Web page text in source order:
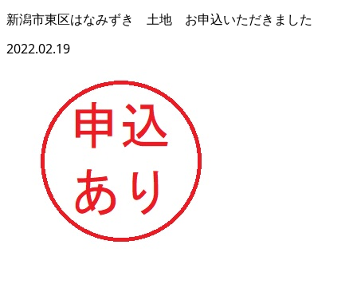
新潟市東区はなみずき 土地 お申込いただきました
2022.02.19